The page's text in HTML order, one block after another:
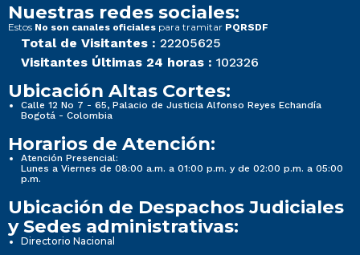
Nuestras redes sociales:
Estos No son canales oficiales para tramitar PQRSDF
Total de Visitantes : 22205625
Visitantes Últimas 24 horas : 102326
Ubicación Altas Cortes:
Calle 12 No 7 - 65, Palacio de Justicia Alfonso Reyes Echandía
Bogotá - Colombia
Horarios de Atención:
Atención Presencial:
Lunes a Viernes de 08:00 a.m. a 01:00 p.m. y de 02:00 p.m. a 05:00
p.m.
Ubicación de Despachos Judiciales
y Sedes administrativas:
Directorio Nacional